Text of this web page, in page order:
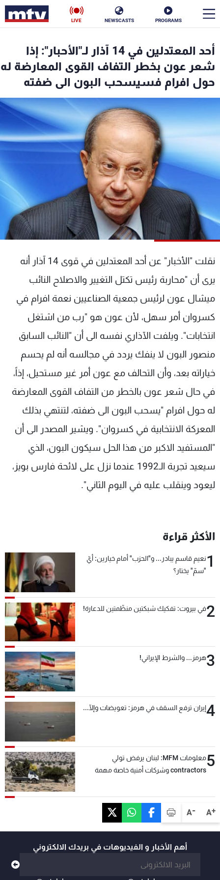
PROGRAMS
NEWSCASTS
LIVE
A+
A-
أحد المعتدلين في 14 آذار لـ"الأحبار": إذا
شعر عون بخطر التفاف القوى المعارضة له
حول افرام فسيسحب البون الى ضفته
نقلت "الأخبار" عن أحد المعتدلين في قوى 14 آذار أنه
يرى أن "محاربة رئيس تكتل التغيير والاصلاح النائب
ميشال عون لرئيس جمعية الصناعيين نعمة افرام في
كسروان أمر سهل، لأن عون هو "رب من اشتغل
انتخابات". ويلفت الآذاري نفسه الى أن "النائب السابق
منصور البون لا ينفك يردد في مجالسه أنه لم يحسم
خياراته بعد، وأن التحالف مع عون أمر غير مستحيل، إذاً،
في حال شعر عون بالخطر من التفاف القوى المعارضة
له حول افرام "يسحب البون الى ضفته، لتنتهي بذلك
المعركة الانتخابية في كسروان". ويشير المصدر الى أن
"المستفيد الاكبر من هذا الحل سيكون البون، الذي
سيعيد تجربة الـ1992 عندما نزل على لائحة فارس بويز،
ليعود وينقلب عليه في اليوم الثاني".
الأكثر قراءة
1نعيم قاسم يبادر... و"الحزب" أمام خيارين: أيّ
"سمّ" يختار؟
2في بيروت: تفكيك شبكتين منظّمتين للدعارة!
3هرمز... والشرط الإيراني!
4إيران ترفع السقف في هرمز: تعويضات وإلّا...
5
معلومات MFM: لبنان يرفض تولي
contractors وشركات أمنية خاصة مهمة
أهم الأخبار و الفيديوهات في بريدك الالكتروني
en
الأخبار
سياسة ناس
إقتصاد فن
منوعات رياضة
كأس العالم
البرامج
جدول البرامج
شاهد البرامج
الترددات
الإنـتـاج
لاعلاناتكم
وظائف
تواصل معنا
شروط الإسـتخدام